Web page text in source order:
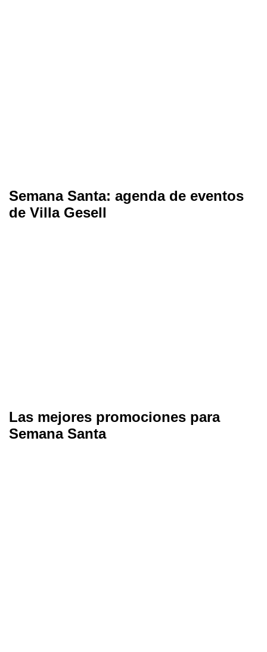
Semana Santa: agenda de eventos
de Villa Gesell
Las mejores promociones para
Semana Santa